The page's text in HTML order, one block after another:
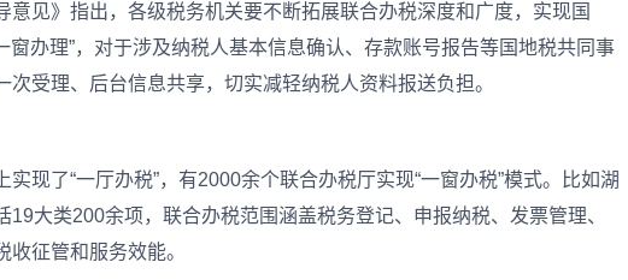
见》指出，各级税务机关要不断拓展联合办税深度和广度，实现国
窗办理”，对于涉及纳税人基本信息确认、存款账号报告等国地税共同事
受理、后台信息共享，切实减轻纳税人资料报送负担。
现了“一厅办税”，有2000余个联合办税厅实现“一窗办税”模式。比如湖
大类200余项，联合办税范围涵盖税务登记、申报纳税、发票管理、
征管和服务效能。